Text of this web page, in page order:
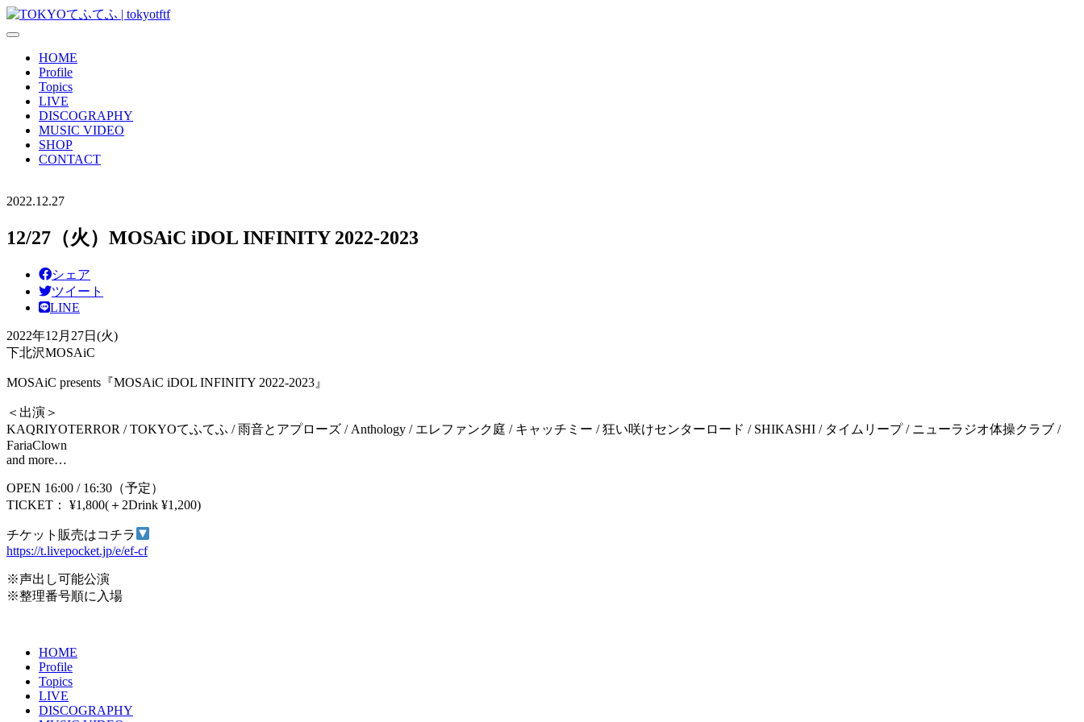
HOME
Profile
Topics
LIVE
DISCOGRAPHY
MUSIC VIDEO
SHOP
CONTACT
2022.12.27
12/27（火）MOSAiC iDOL INFINITY 2022-2023
シェア
ツイート
LINE
2022年12月27日(火)
下北沢MOSAiC
MOSAiC presents『MOSAiC iDOL INFINITY 2022-2023』
＜出演＞
KAQRIYOTERROR / TOKYOてふてふ / 雨音とアプローズ / Anthology / エレファンク庭 / キャッチミー / 狂い咲けセンターロード / SHIKASHI / タイムリープ / ニューラジオ体操クラブ /
FariaClown
and more…
OPEN 16:00 / 16:30（予定）
TICKET： ¥1,800(＋2Drink ¥1,200)
チケット販売はコチラ
https://t.livepocket.jp/e/ef-cf
※声出し可能公演
※整理番号順に入場
HOME
Profile
Topics
LIVE
DISCOGRAPHY